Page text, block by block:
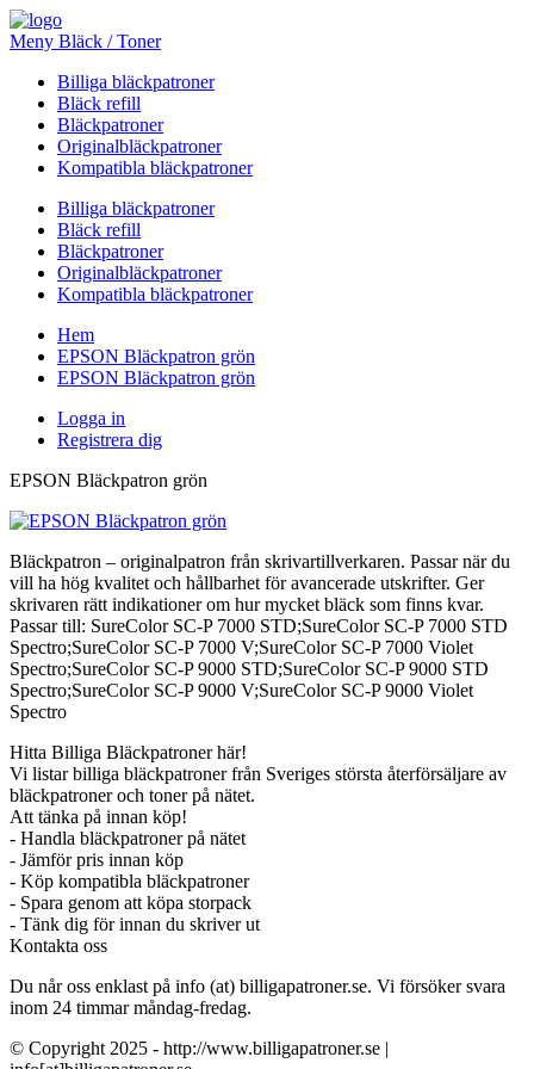
Meny Bläck / Toner
Billiga bläckpatroner
Bläck refill
Bläckpatroner
Originalbläckpatroner
Kompatibla bläckpatroner
Billiga bläckpatroner
Bläck refill
Bläckpatroner
Originalbläckpatroner
Kompatibla bläckpatroner
Hem
EPSON Bläckpatron grön
EPSON Bläckpatron grön
Logga in
Registrera dig
EPSON Bläckpatron grön
Bläckpatron – originalpatron från skrivartillverkaren. Passar när du
vill ha hög kvalitet och hållbarhet för avancerade utskrifter. Ger
skrivaren rätt indikationer om hur mycket bläck som finns kvar.
Passar till: SureColor SC-P 7000 STD;SureColor SC-P 7000 STD
Spectro;SureColor SC-P 7000 V;SureColor SC-P 7000 Violet
Spectro;SureColor SC-P 9000 STD;SureColor SC-P 9000 STD
Spectro;SureColor SC-P 9000 V;SureColor SC-P 9000 Violet
Spectro
Hitta Billiga Bläckpatroner här!
Vi listar billiga bläckpatroner från Sveriges största återförsäljare av
bläckpatroner och toner på nätet.
Att tänka på innan köp!
- Handla bläckpatroner på nätet
- Jämför pris innan köp
- Köp kompatibla bläckpatroner
- Spara genom att köpa storpack
- Tänk dig för innan du skriver ut
Kontakta oss
Du når oss enklast på info (at) billigapatroner.se. Vi försöker svara
inom 24 timmar måndag-fredag.
© Copyright 2025 - http://www.billigapatroner.se |